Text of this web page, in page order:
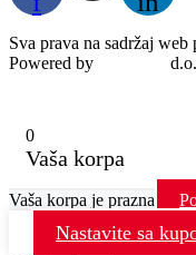
Sva prava na sadržaj
Powered by
0
Vaša korpa
Vaša korpa je prazna
Nastavite sa